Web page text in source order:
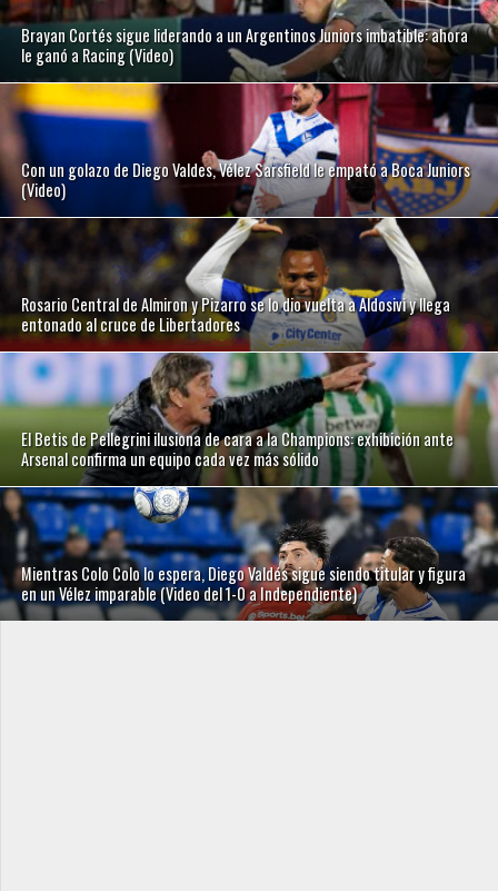
Brayan Cortés sigue liderando a un Argentinos Juniors imbatible: ahora
le ganó a Racing (Video)
Con un golazo de Diego Valdes, Vélez Sarsfield le empató a Boca Juniors
(Video)
Rosario Central de Almiron y Pizarro se lo dio vuelta a Aldosivi y llega
entonado al cruce de Libertadores
El Betis de Pellegrini ilusiona de cara a la Champions: exhibición ante
Arsenal confirma un equipo cada vez más sólido
Mientras Colo Colo lo espera, Diego Valdés sigue siendo titular y figura
en un Vélez imparable (Video del 1-0 a Independiente)